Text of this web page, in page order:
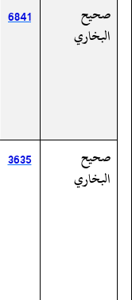
صحيح
البخاري
6841
صحيح
البخاري
3635